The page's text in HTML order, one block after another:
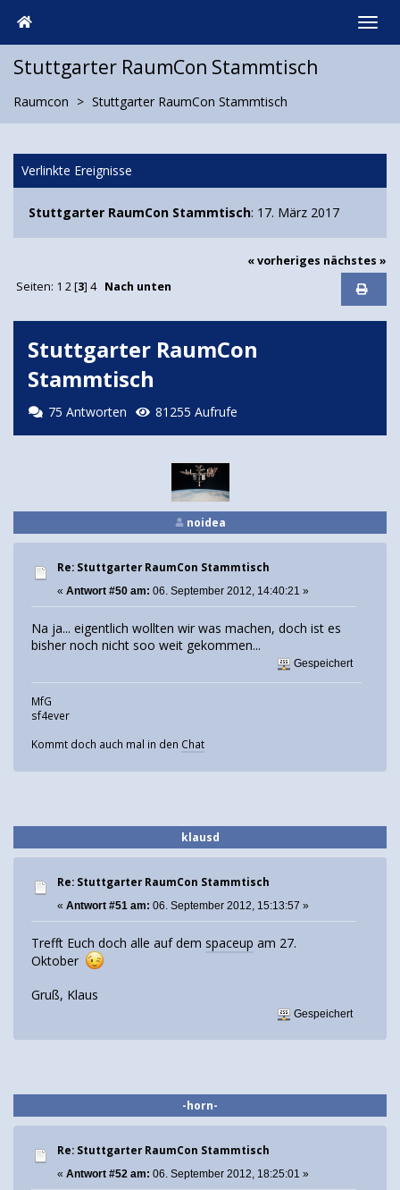
Stuttgarter RaumCon Stammtisch
Raumcon Stuttgarter RaumCon Stammtisch
Verlinkte Ereignisse
Stuttgarter RaumCon Stammtisch: 17. März 2017
« vorheriges nächstes »
Seiten: 1 2[3] 4 Nach unten
Stuttgarter RaumCon
Stammtisch
75 Antworten 81255 Aufrufe
noidea
Re: Stuttgarter RaumCon Stammtisch
« Antwort #50 am: 06. September 2012, 14:40:21 »
Na ja... eigentlich wollten wir was machen, doch ist es
bisher noch nicht soo weit gekommen...
Gespeichert
MfG
sf4ever
Kommt doch auch mal in den Chat
klausd
Re: Stuttgarter RaumCon Stammtisch
« Antwort #51 am: 06. September 2012, 15:13:57 »
Trefft Euch doch alle auf dem spaceup am 27.
Oktober
Gruß, Klaus
Gespeichert
-horn-
Re: Stuttgarter RaumCon Stammtisch
« Antwort #52 am: 06. September 2012, 18:25:01 »